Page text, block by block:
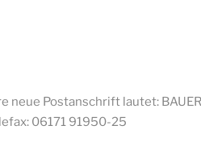
neue Postanschrift lautet:
06171 91950-25